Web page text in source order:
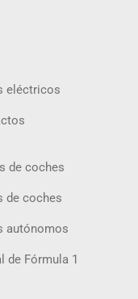
eléctricos
de coches
de coches
autónomos
de Fórmula 1